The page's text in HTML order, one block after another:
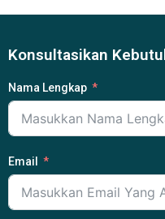
Konsultasikan
Nama Lengkap
Email